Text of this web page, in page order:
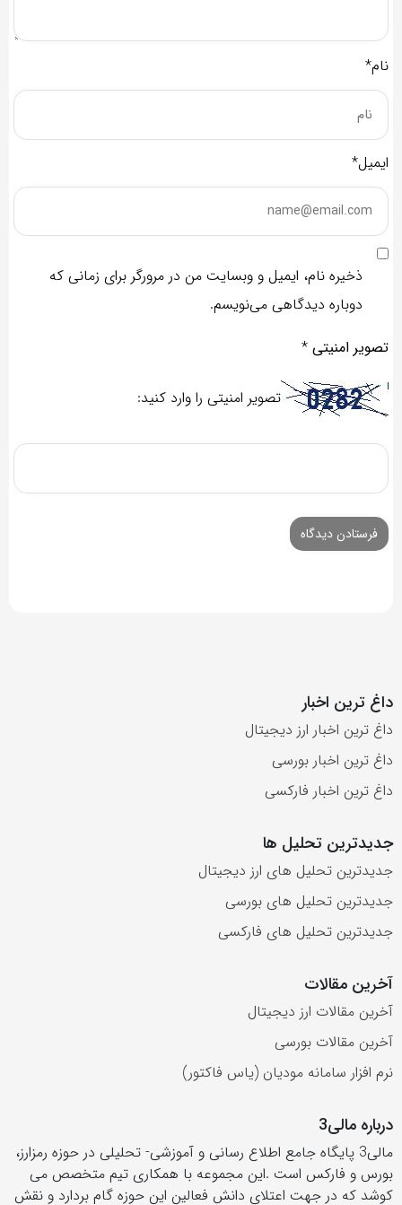
نام*
ایمیل*
ذخیره نام، ایمیل و وبسایت من در مرورگر برای زمانی که
دوباره دیدگاهی می‌نویسم.
تصویر امنیتی *
تصویر امنیتی را وارد کنید:
داغ ترین اخبار
داغ ترین اخبار ارز دیجیتال
داغ ترین اخبار بورسی
داغ ترین اخبار فارکسی
جدیدترین تحلیل ها
جدیدترین تحلیل های ارز دیجیتال
جدیدترین تحلیل های بورسی
جدیدترین تحلیل های فارکسی
آخرین مقالات
آخرین مقالات ارز دیجیتال
آخرین مقالات بورسی
نرم افزار سامانه مودیان (یاس فاکتور)
درباره مالی3
مالی3 پایگاه جامع اطلاع رسانی و آموزشی- تحلیلی در حوزه رمزارز،
بورس و فارکس است .این مجموعه با همکاری تیم متخصص می
کوشد که در جهت اعتلای دانش فعالین این حوزه گام بردارد و نقش